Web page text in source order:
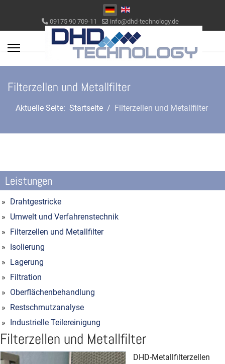
Sprache auswählen
09175 90 709-11 info@dhd-technology.de
Filterzellen und Metallfilter
Aktuelle Seite: Startseite Filterzellen und Metallfilter
Leistungen
Drahtgestricke
Umwelt und Verfahrenstechnik
Filterzellen und Metallfilter
Isolierung
Lagerung
Filtration
Oberflächenbehandlung
Restschmutzanalyse
Industrielle Teilereinigung
Filterzellen und Metallfilter
DHD-Metallfilterzellen